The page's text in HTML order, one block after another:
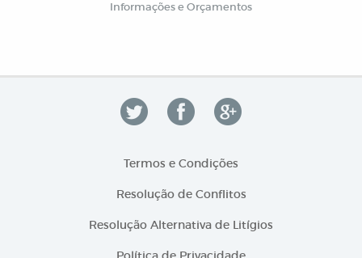
Informações e Orçamentos
Termos e Condições
Resolução de Conflitos
Resolução Alternativa de Litígios